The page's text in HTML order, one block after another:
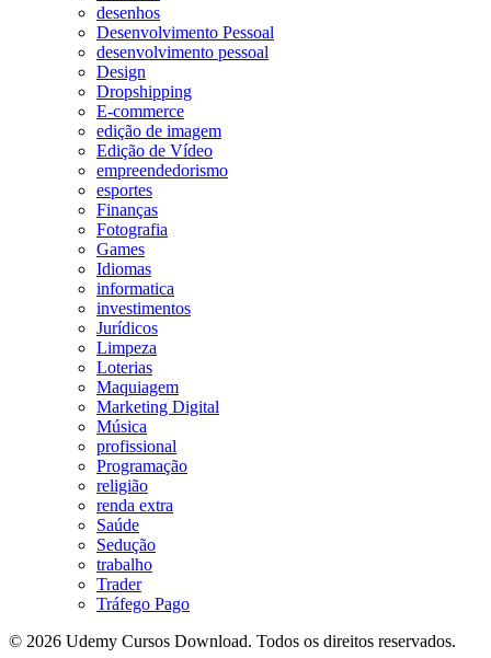
desenhos
Desenvolvimento Pessoal
desenvolvimento pessoal
Design
Dropshipping
E-commerce
edição de imagem
Edição de Vídeo
empreendedorismo
esportes
Finanças
Fotografia
Games
Idiomas
informatica
investimentos
Jurídicos
Limpeza
Loterias
Maquiagem
Marketing Digital
Música
profissional
Programação
religião
renda extra
Saúde
Sedução
trabalho
Trader
Tráfego Pago
© 2026 Udemy Cursos Download. Todos os direitos reservados.